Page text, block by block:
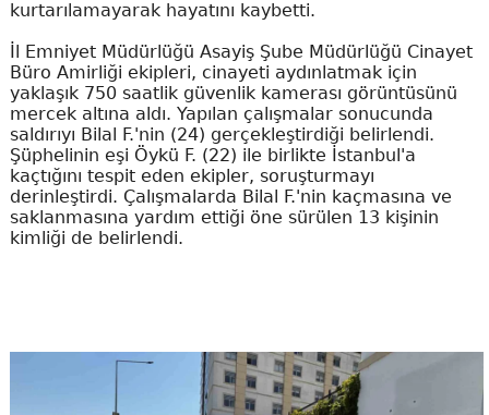
kurtarılamayarak hayatını kaybetti.
İl Emniyet Müdürlüğü Asayiş Şube Müdürlüğü Cinayet
Büro Amirliği ekipleri, cinayeti aydınlatmak için
yaklaşık 750 saatlik güvenlik kamerası görüntüsünü
mercek altına aldı. Yapılan çalışmalar sonucunda
saldırıyı Bilal F.'nin (24) gerçekleştirdiği belirlendi.
Şüphelinin eşi Öykü F. (22) ile birlikte İstanbul'a
kaçtığını tespit eden ekipler, soruşturmayı
derinleştirdi. Çalışmalarda Bilal F.'nin kaçmasına ve
saklanmasına yardım ettiği öne sürülen 13 kişinin
kimliği de belirlendi.